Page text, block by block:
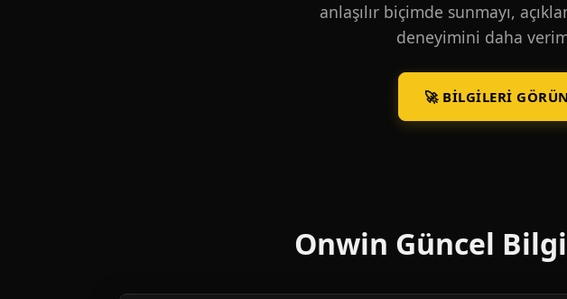
anlaşılır biçimde sunmayı,
deneyimini daha
🚀 BILGILERI
Onwin Güncel